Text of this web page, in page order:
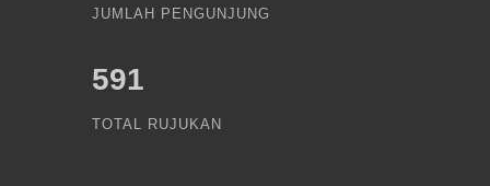
JUMLAH PENGUNJUNG
591
TOTAL RUJUKAN